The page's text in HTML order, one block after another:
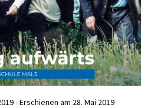
- Erschienen am 28. Mai 2019